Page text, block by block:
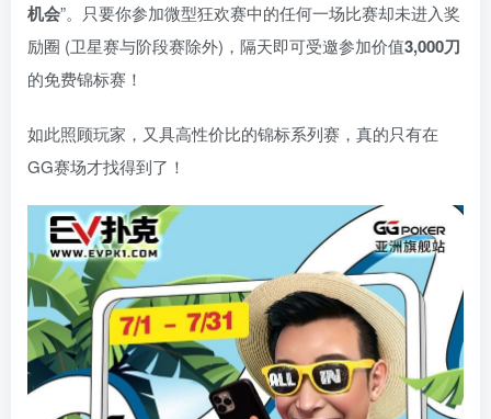
机会”。只要你参加微型狂欢赛中的任何一场比赛却未进入奖
励圈 (卫星赛与阶段赛除外)，隔天即可受邀参加价值3,000刀
的免费锦标赛！
如此照顾玩家，又具高性价比的锦标系列赛，真的只有在
GG赛场才找得到了！